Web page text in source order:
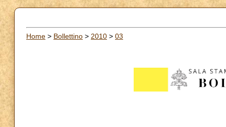
Home > Bollettino > 2010 > 03